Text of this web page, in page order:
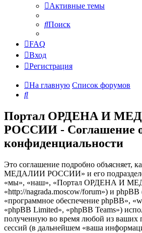
Активные темы
Поиск
FAQ
Вход
Регистрация
На главную Список форумов
Поиск
Портал ОРДЕНА И
РОССИИ - Соглашение
конфиденциальности
Это соглашение подробно
МЕДАЛИИ РОССИИ» и его
«мы», «наш», «Портал ОРДЕНА И
«http://nagrada.moscow/forum») и
«программное обеспечение phpBB»,
«phpBB Limited», «phpBB Teams»)
полученную во время любой из ваших
сессий (в дальнейшем «ваша